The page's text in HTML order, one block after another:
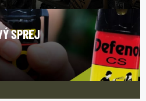
SPREJ